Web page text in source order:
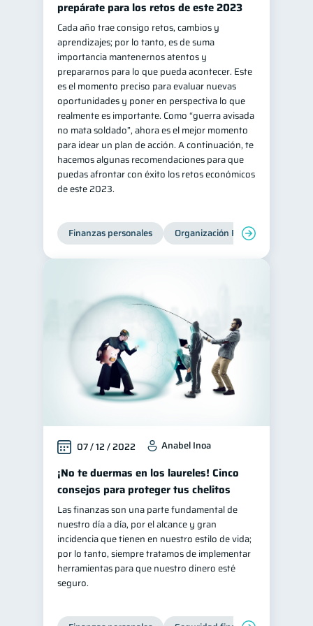
Retiro 1 Doble sueldo 1
Gasto responsable
información financiera 1
prepárate para los retos de este 2023
Cada año trae consigo retos, cambios y
aprendizajes; por lo tanto, es de suma
importancia mantenernos atentos y
prepararnos para lo que pueda acontecer. Este
es el momento preciso para evaluar nuevas
oportunidades y poner en perspectiva lo que
realmente es importante. Como “guerra avisada
no mata soldado”, ahora es el mejor momento
para idear un plan de acción. A continuación, te
hacemos algunas recomendaciones para que
puedas afrontar con éxito los retos económicos
de este 2023.
Finanzas personales Organización Financiera
07 / 12 / 2022 Anabel Inoa
¡No te duermas en los laureles! Cinco
consejos para proteger tus chelitos
Las finanzas son una parte fundamental de
nuestro día a día, por el alcance y gran
incidencia que tienen en nuestro estilo de vida;
por lo tanto, siempre tratamos de implementar
herramientas para que nuestro dinero esté
seguro.